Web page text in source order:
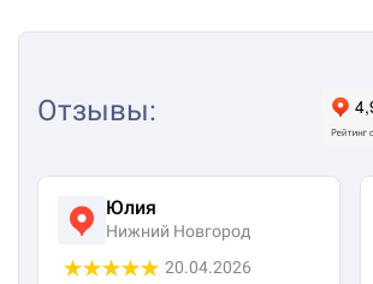
Отзывы:
Юлия
Нижний Новгород
20.04.2026